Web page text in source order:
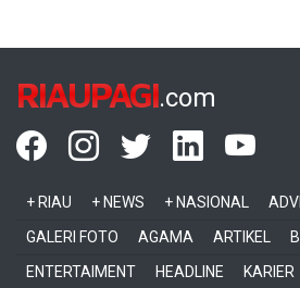
RIAUPAGI.com
+ RIAU + NEWS + NASIONAL
GALERI FOTO
AGAMA ARTIKEL
ENTERTAIMENT
HEADLINE KARIER